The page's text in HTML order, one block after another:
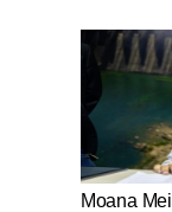
Notícias Católicas
Moana